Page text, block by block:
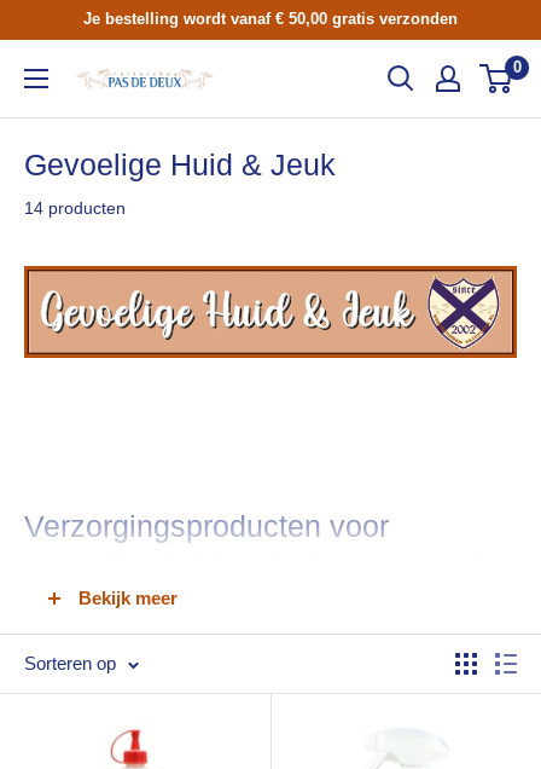
content
Je bestelling wordt vanaf € 50,00 gratis verzonden
Ruitershop
Pas
0
Gevoelige Huid & Jeuk
14 producten
Verzorgingsproducten voor
bij Ruitershop Pas de Deux
Bekijk meer
Sorteren op